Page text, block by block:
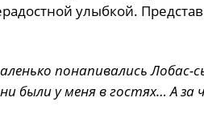
улыбкой.
понапивались
были у меня в гостях… А за